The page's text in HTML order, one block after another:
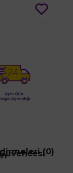
(0)